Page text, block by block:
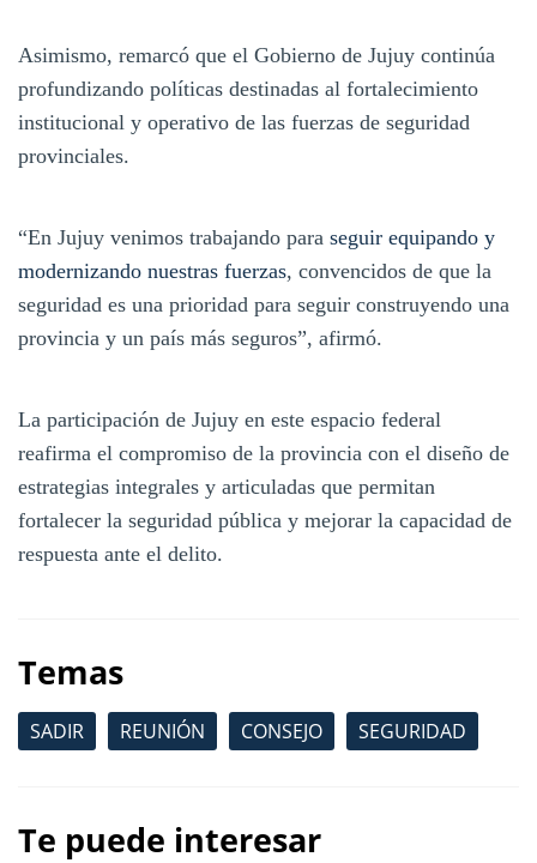
Asimismo, remarcó que el Gobierno de Jujuy continúa
profundizando políticas destinadas al fortalecimiento
institucional y operativo de las fuerzas de seguridad
provinciales.
“En Jujuy venimos trabajando para seguir equipando y
modernizando nuestras fuerzas, convencidos de que la
seguridad es una prioridad para seguir construyendo una
provincia y un país más seguros”, afirmó.
La participación de Jujuy en este espacio federal
reafirma el compromiso de la provincia con el diseño de
estrategias integrales y articuladas que permitan
fortalecer la seguridad pública y mejorar la capacidad de
respuesta ante el delito.
Temas
SADIR REUNIÓN CONSEJO SEGURIDAD
Te puede interesar